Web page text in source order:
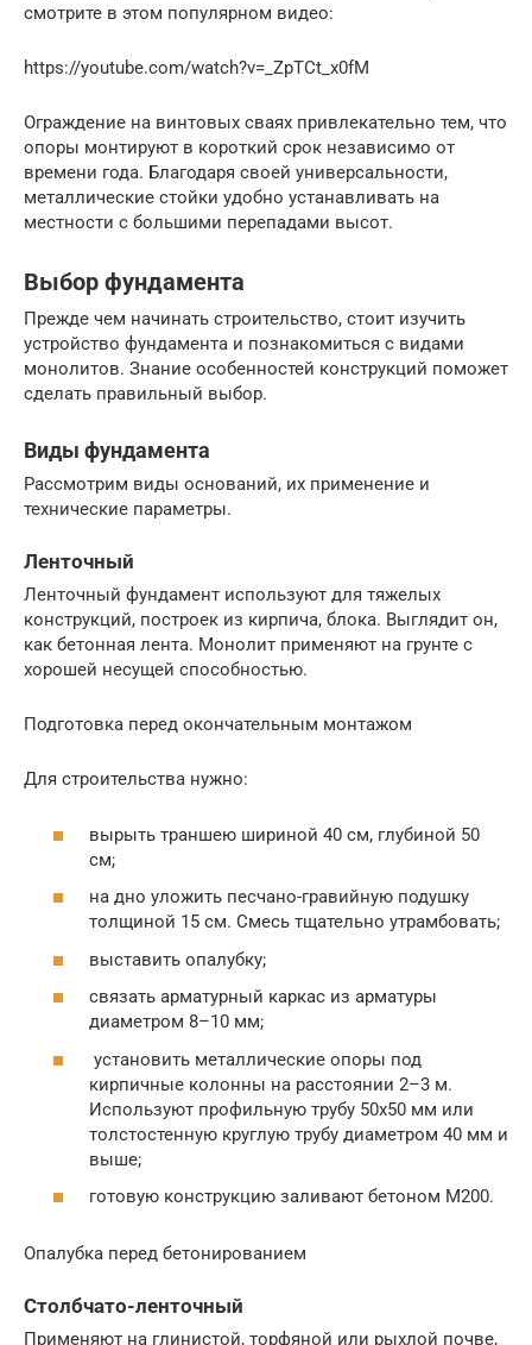
смотрите в этом популярном видео:
https://youtube.com/watch?v=_ZpTCt_x0fM
Ограждение на винтовых сваях привлекательно тем, что
опоры монтируют в короткий срок независимо от
времени года. Благодаря своей универсальности,
металлические стойки удобно устанавливать на
местности с большими перепадами высот.
Выбор фундамента
Прежде чем начинать строительство, стоит изучить
устройство фундамента и познакомиться с видами
монолитов. Знание особенностей конструкций поможет
сделать правильный выбор.
Виды фундамента
Рассмотрим виды оснований, их применение и
технические параметры.
Ленточный
Ленточный фундамент используют для тяжелых
конструкций, построек из кирпича, блока. Выглядит он,
как бетонная лента. Монолит применяют на грунте с
хорошей несущей способностью.
Подготовка перед окончательным монтажом
Для строительства нужно:
вырыть траншею шириной 40 см, глубиной 50
см;
на дно уложить песчано-гравийную подушку
толщиной 15 см. Смесь тщательно утрамбовать;
выставить опалубку;
связать арматурный каркас из арматуры
диаметром 8–10 мм;
установить металлические опоры под
кирпичные колонны на расстоянии 2–3 м.
Используют профильную трубу 50х50 мм или
толстостенную круглую трубу диаметром 40 мм и
выше;
готовую конструкцию заливают бетоном М200.
Опалубка перед бетонированием
Столбчато-ленточный
Применяют на глинистой, торфяной или рыхлой почве,